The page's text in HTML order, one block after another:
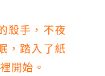
殺手，不夜
，踏入了紙
開始。